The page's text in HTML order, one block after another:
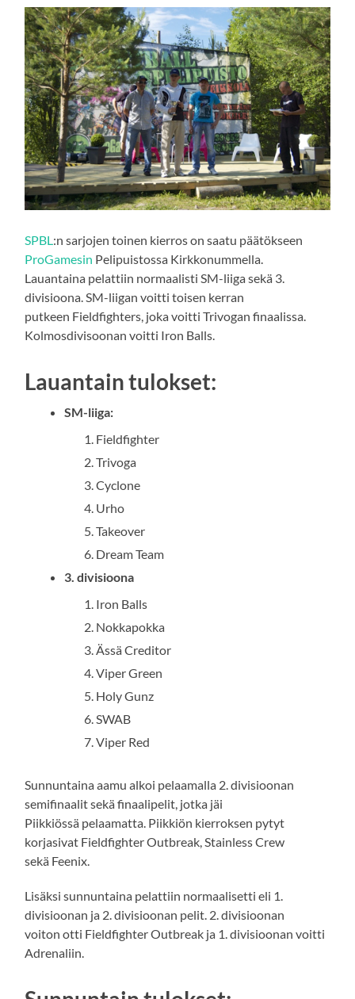
SPBL:n sarjojen toinen kierros on saatu päätökseen
ProGamesin Pelipuistossa Kirkkonummella.
Lauantaina pelattiin normaalisti SM-liiga sekä 3.
divisioona. SM-liigan voitti toisen kerran
putkeen Fieldfighters, joka voitti Trivogan finaalissa.
Kolmosdivisoonan voitti Iron Balls.
Lauantain tulokset:
SM-liiga:
Fieldfighter
Trivoga
Cyclone
Urho
Takeover
Dream Team
3. divisioona
Iron Balls
Nokkapokka
Ässä Creditor
Viper Green
Holy Gunz
SWAB
Viper Red
Sunnuntaina aamu alkoi pelaamalla 2. divisioonan
semifinaalit sekä finaalipelit, jotka jäi
Piikkiössä pelaamatta. Piikkiön kierroksen pytyt
korjasivat Fieldfighter Outbreak, Stainless Crew
sekä Feenix.
Lisäksi sunnuntaina pelattiin normaalisetti eli 1.
divisioonan ja 2. divisioonan pelit. 2. divisioonan
voiton otti Fieldfighter Outbreak ja 1. divisioonan voitti
Adrenaliin.